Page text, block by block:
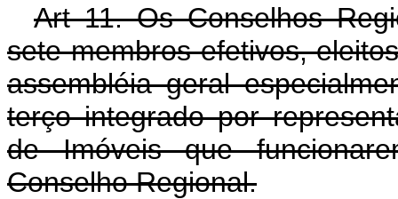
Art 11. Os Conselhos
sete membros efetivos,
assembléia geral
terço integrado por
de Imóveis que
Conselho Regional.